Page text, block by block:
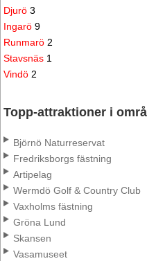
Djurö 3
Ingarö 9
Runmarö 2
Stavsnäs 1
Vindö 2
Topp-attraktioner i
Björnö Naturreservat
Fredriksborgs fästning
Artipelag
Wermdö Golf & Country Club
Vaxholms fästning
Gröna Lund
Skansen
Vasamuseet